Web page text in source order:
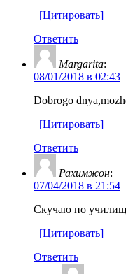
[Цитировать]
Ответить
Margarita:
08/01/2018 в 02:43
Dobrogo
[Цитировать]
Ответить
Рахимжон:
07/04/2018 в 21:54
Скучаю по
[Цитировать]
Ответить